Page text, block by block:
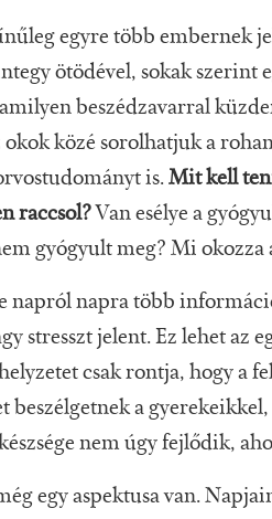
egyre több embernek
ötödével, sokak szerint
beszédzavarral
okok közé sorolhatjuk a
is. Mit kell
raccsol?Van esélye a
gyógyult meg? Mi okozza
napról napra több
stresszt jelent. Ez lehet az
csak rontja, hogy a
beszélgetnek a
nem úgy fejlődik,
egy aspektusa van.